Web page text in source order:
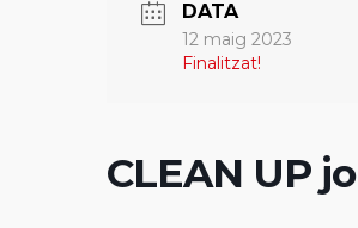
DATA
12 maig 2023
Finalitzat!
CLEAN UP